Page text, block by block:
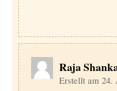
Raja
Erstellt am 24.